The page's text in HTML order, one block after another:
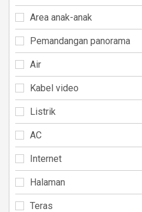
Area anak-anak
Pemandangan panorama
Air
Kabel video
Listrik
AC
Internet
Halaman
Teras